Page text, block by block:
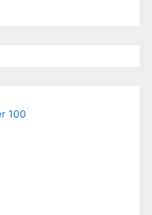
100